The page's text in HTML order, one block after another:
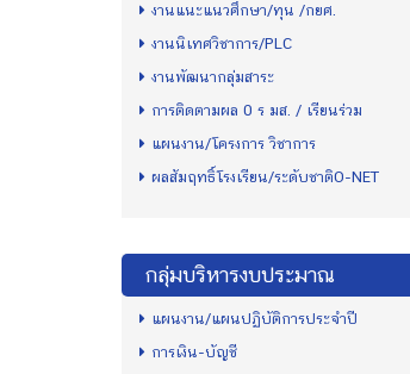
งานแนะแนวศึกษา/ทุน /กยศ.
งานนิเทศวิชาการ/PLC
งานพัฒนากลุ่มสาระ
การติดตามผล 0 ร มส. / เรียนร่วม
แผนงาน/โครงการ วิชาการ
ผลสัมฤทธิ์โรงเรียน/ระดับชาติO-NET
กลุ่มบริหารงบประมาณ
แผนงาน/แผนปฏิบัติการประจำปี
การเงิน-บัญชี